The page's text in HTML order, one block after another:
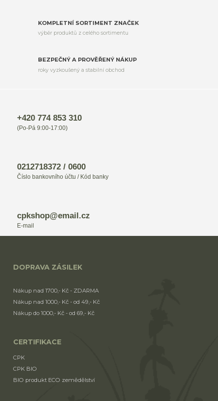
KOMPLETNÍ SORTIMENT ZNAČEK
výběr produktů z celého sortimentu
BEZPEČNÝ A PROVĚŘENÝ NÁKUP
roky vyzkoušený a stabilní obchod
+420 774 853 310
(Po-Pá 9:00-17:00)
0212718372 / 0600
Číslo bankovního účtu / Kód banky
cpkshop@email.cz
E-mail
DOPRAVA ZÁSILEK
Nákup nad 1700,- Kč - ZDARMA
Nákup nad 1000,- Kč - od 49,- Kč
Nákup do 1000,- Kč - od 69,- Kč
CERTIFIKACE
CPK
CPK BIO
BIO produkt ECO zemědělství